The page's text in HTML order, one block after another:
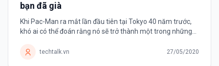
bạn đã già
Khi Pac-Man ra mắt lần đầu tiên tại Tokyo 40 năm trước,
khó ai có thể đoán rằng nó sẽ trở thành một trong những
1970-1980, trò chơi...
techtalk.vn 27/05/2020